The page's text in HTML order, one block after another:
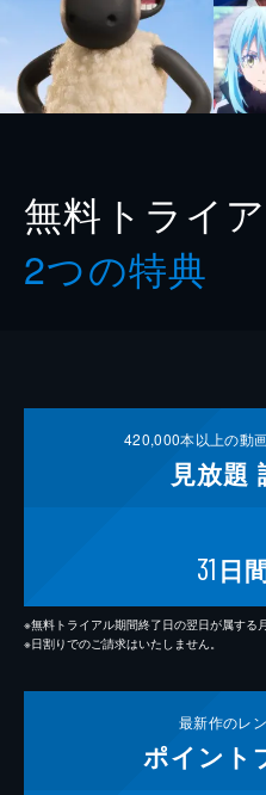
無料トライ
2つの特典
420,000本以上の動
見放題
31 日
※無料トライアル期間終了日の翌日が属する
※日割りでのご請求はいたしません。
最新作のレ
ポイント